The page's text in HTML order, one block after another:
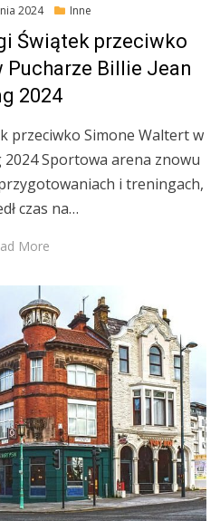
2024 Inne
Świątek przeciwko
Billie Jean
2024
przeciwko Simone Waltert w
2024 Sportowa arena znowu
i treningach,
czas na…
More